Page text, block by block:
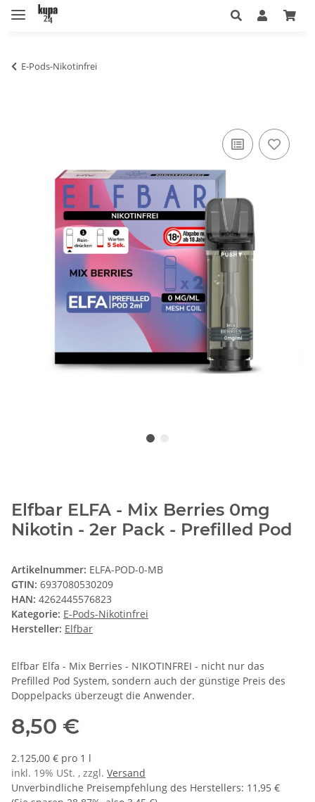
E-Pods-Nikotinfrei
Elfbar ELFA - Mix Berries 0mg
Nikotin - 2er Pack - Prefilled Pod
Artikelnummer: ELFA-POD-0-MB
GTIN: 6937080530209
HAN: 4262445576823
Kategorie: E-Pods-Nikotinfrei
Hersteller: Elfbar
Elfbar Elfa - Mix Berries - NIKOTINFREI - nicht nur das
Prefilled Pod System, sondern auch der günstige Preis des
Doppelpacks überzeugt die Anwender.
8,50 €
2.125,00 € pro 1 l
inkl. 19% USt. , zzgl. Versand
Unverbindliche Preisempfehlung des Herstellers: 11,95 €